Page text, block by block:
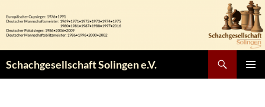
Inhalt
springen
Schachgesellschaft Solingen e.V.